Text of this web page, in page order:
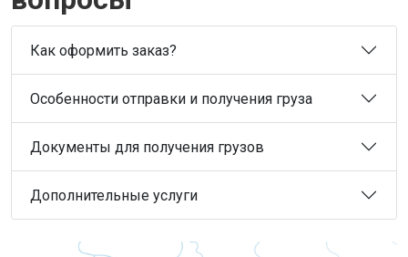
Как оформить заказ?
Особенности отправки и получения груза
Документы для получения грузов
Дополнительные услуги